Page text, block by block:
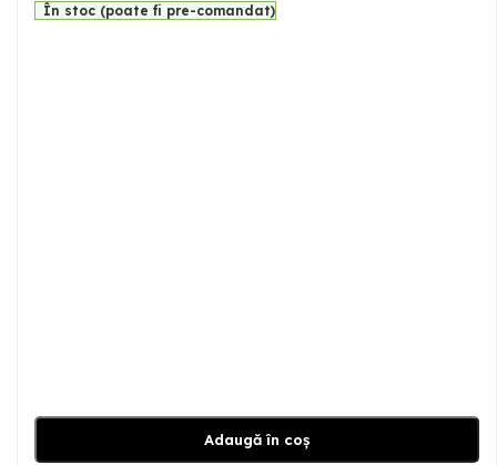
În stoc (poate fi pre-comandat)
Adaugă în coș